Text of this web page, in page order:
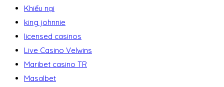
Khiếu nại
king johnnie
licensed casinos
Live Casino Velwins
Maribet casino TR
Masalbet